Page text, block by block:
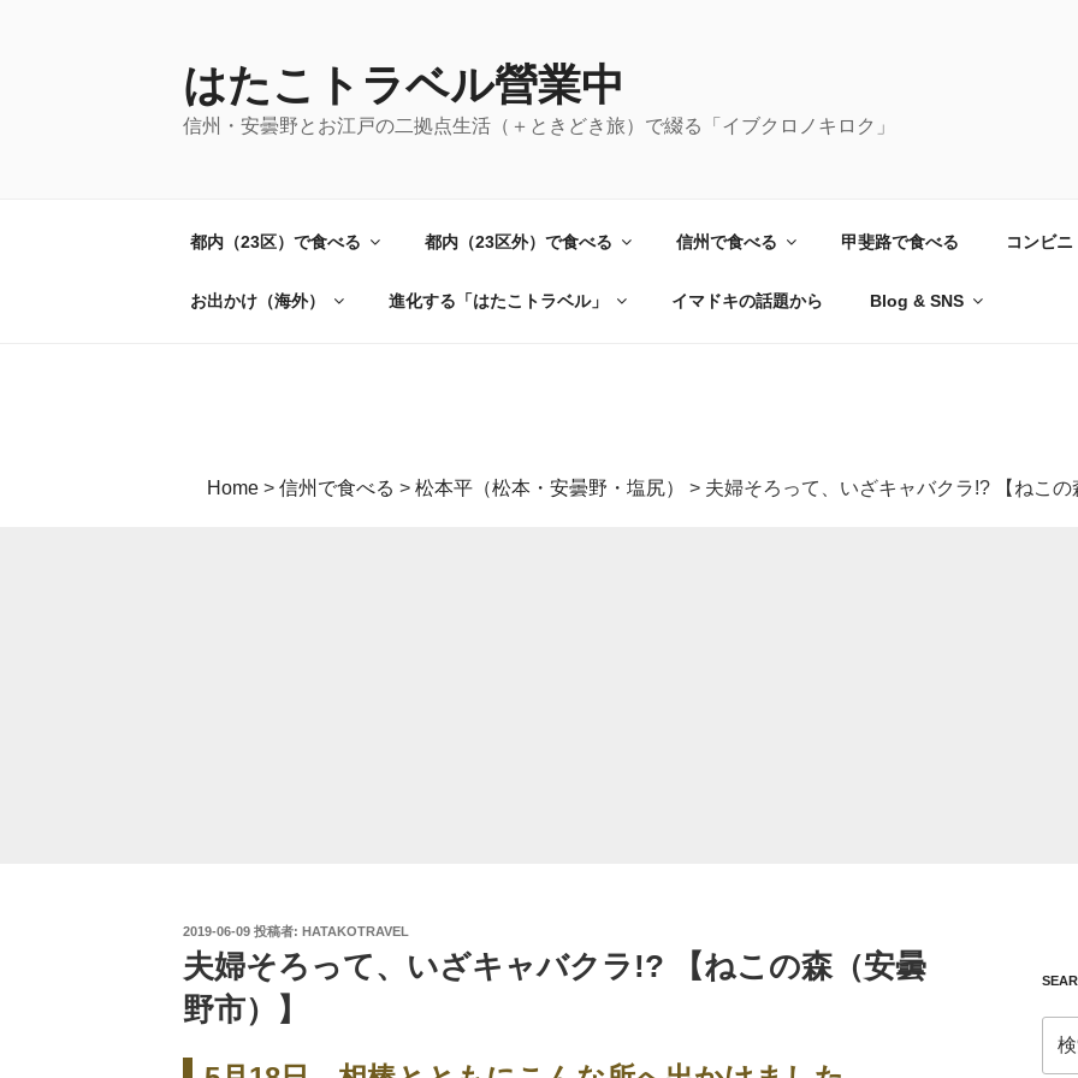
はたこトラベル營業中
信州・安曇野とお江戸の二拠点生活（＋ときどき旅）で綴る「イブクロノキロク」
都内（23区）で食べる 都内（23区外）で食べる 信州で食べる 甲斐路で食べる コンビ
お出かけ（海外） 進化する「はたこトラベル」 イマドキの話題から Blog & SNS
Home > 信州で食べる > 松本平（松本・安曇野・塩尻） > 夫婦そろって、いざキャバクラ!? 【ねこの
投
日:
2019-06-09 投稿者: HATAKOTRAVEL
夫婦そろって、いざキャバクラ!? 【ねこの森（安曇
野市）】
索: